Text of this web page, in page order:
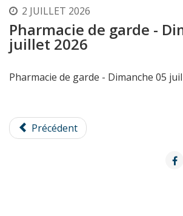
2 JUILLET 2026
Pharmacie de garde -
juillet 2026
Pharmacie de garde - Dimanche 05
Précédent